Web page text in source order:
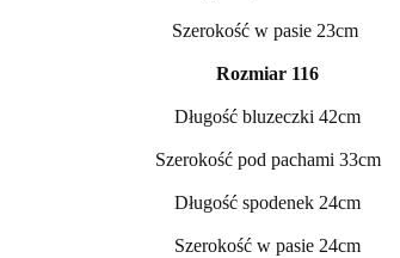
Szerokość w pasie 23cm
Rozmiar 116
Długość bluzeczki 42cm
Szerokość pod pachami 33cm
Długość spodenek 24cm
Szerokość w pasie 24cm